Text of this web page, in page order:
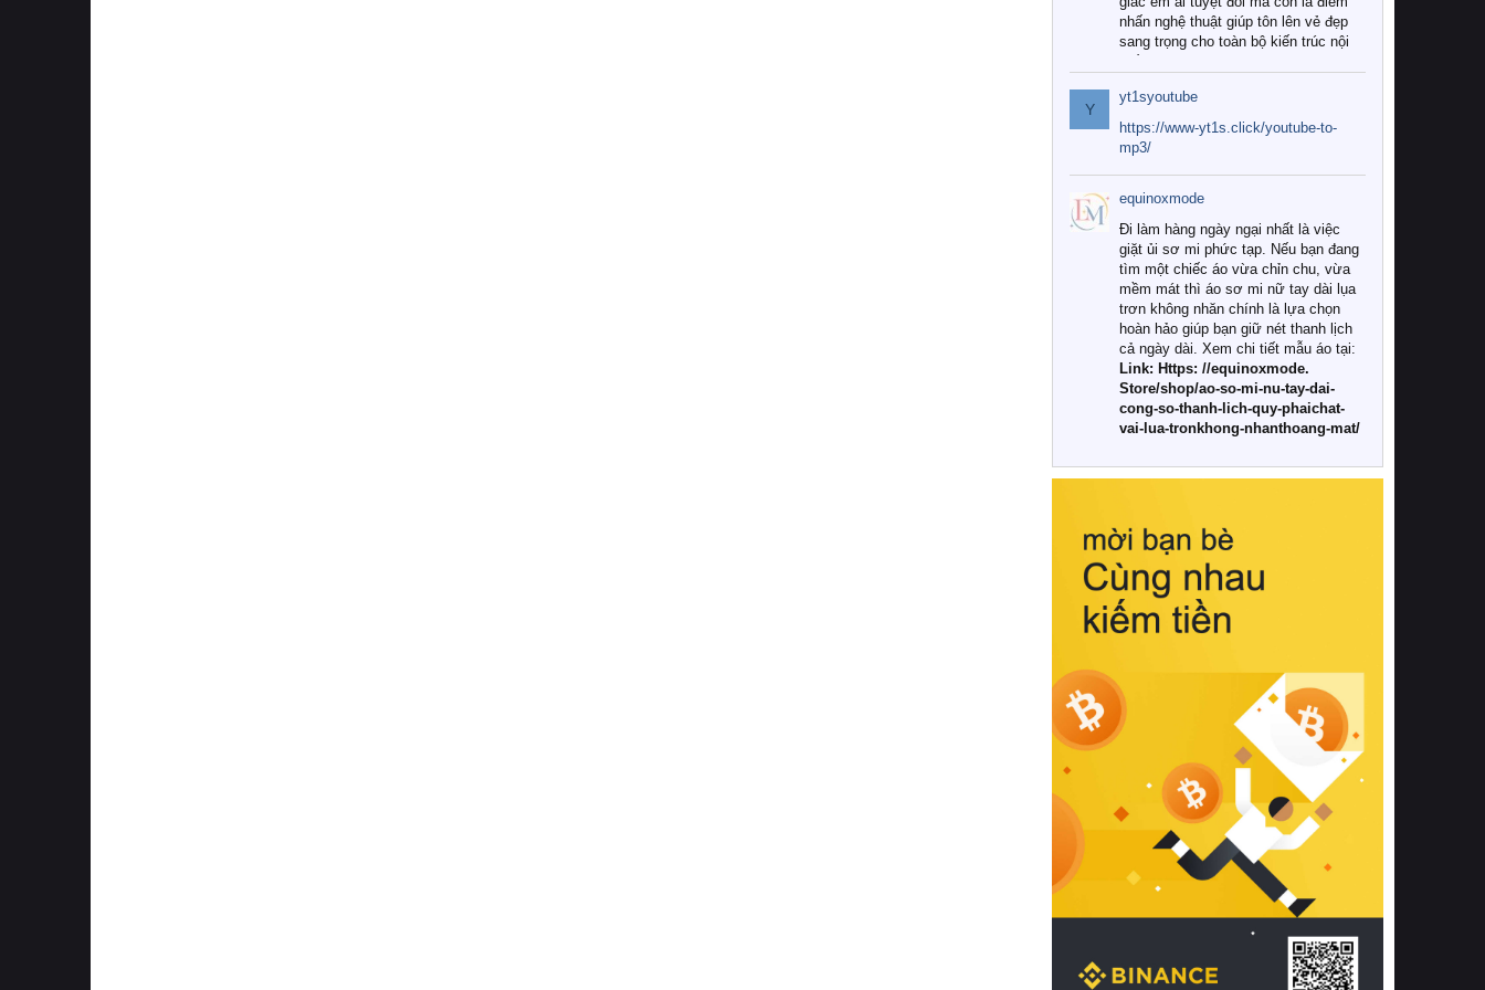
nhấn nghệ thuật giúp tôn lên vẻ đẹp
sang trọng cho toàn bộ kiến trúc nội
Tuy nhiên, giữa thị trường đa dạng
với vô vàn thương hiệu và mẫu mã
như hiện nay, làm thế nào để chọn
được những bộ chăn ga gối đệm cao
cấp thực sự chất lượng, phù hợp với
khí hậu và nhu cầu sử dụng của gia
đình? Hãy cùng chúng tôi đi tìm lời
giải đáp chi tiết qua bài viết dưới đây.
1. Tại sao các gia đình hiện đại lại ưa
chuộng chăn ga gối đệm cao cấp?
Khác với các dòng sản phẩm thông
thường, những bộ chăn ga gối đệm
cao cấp trải qua quy trình sản xuất
nghiêm ngặt từ khâu chọn lọc nguyên
liệu tự nhiên đến công nghệ dệt
nhuộm hiện đại không chứa hóa chất
này, bạn sẽ cảm nhận rõ rệt sự khác
hồi chuẩn xác của phần đệm nâng đỡ
cột sống.
Bên cạnh đó, việc lựa chọn các dòng
sản phẩm đạt chuẩn chất lượng quốc
tế còn giúp ngăn ngừa tình trạng kích
khuẩn và nấm mốc trong điều kiện
thời tiết nóng ẩm. Bạn có thể tìm hiểu
thêm các nghiên cứu khoa học về tác
động của giấc ngủ và môi trường
phòng ngủ đối với sức khỏe con
người tại Sleep Foundation (External
Link) để có cái nhìn toàn diện hơn.
2. Các tiêu chí vàng khi lựa chọn
chăn ga gối đệm cao cấp cho phòng
ngủ
Để sở hữu một bộ chăn ga gối đệm
cao cấp hoàn hảo cả về thẩm mỹ lẫn
công năng, người tiêu dùng cần cân
nhắc kỹ lưỡng các tiêu chí quan trọng
Y
yt1syoutube
https://www-yt1s.click/youtube-to-
mp3/
equinoxmode
Đi làm hàng ngày ngại nhất là việc
giặt ủi sơ mi phức tạp. Nếu bạn đang
tìm một chiếc áo vừa chỉn chu, vừa
mềm mát thì áo sơ mi nữ tay dài lụa
trơn không nhăn chính là lựa chọn
hoàn hảo giúp bạn giữ nét thanh lịch
cả ngày dài. Xem chi tiết mẫu áo tại:
Link: Https: //equinoxmode.
Store/shop/ao-so-mi-nu-tay-dai-
cong-so-thanh-lich-quy-phaichat-
vai-lua-tronkhong-nhanthoang-mat/